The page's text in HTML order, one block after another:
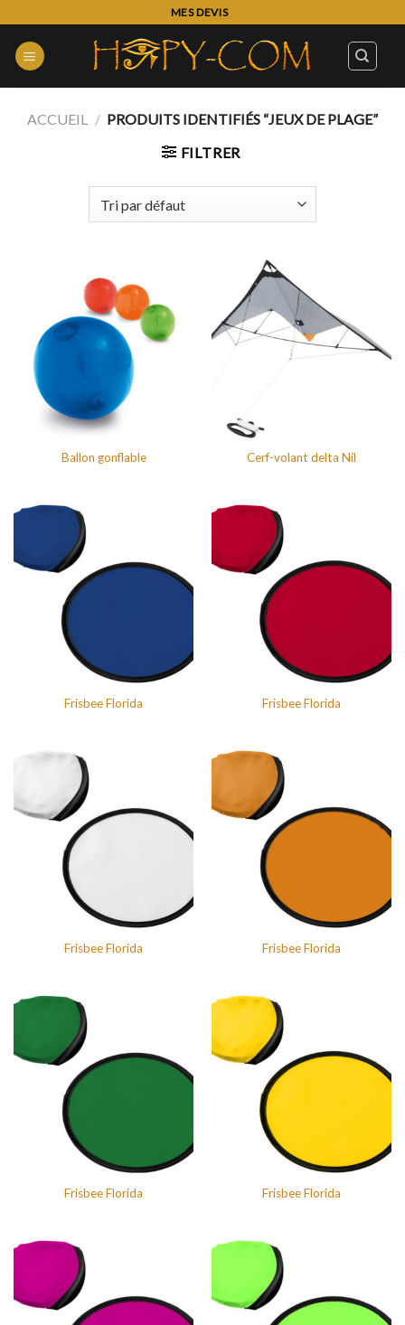
content
MES DEVIS
ACCUEIL / PRODUITS IDENTIFIÉS “JEUX DE PLAGE”
FILTRER
Ballon gonflable Cerf-volant delta Nil
Frisbee Florida Frisbee Florida
Frisbee Florida Frisbee Florida
Frisbee Florida Frisbee Florida